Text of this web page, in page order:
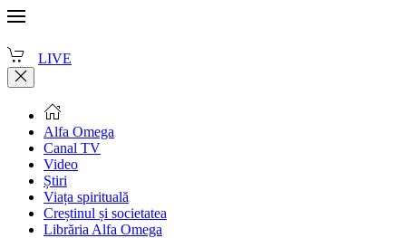
LIVE
Alfa Omega
Canal TV
Video
Știri
Viața spirituală
Creștinul și societatea
Librăria Alfa Omega